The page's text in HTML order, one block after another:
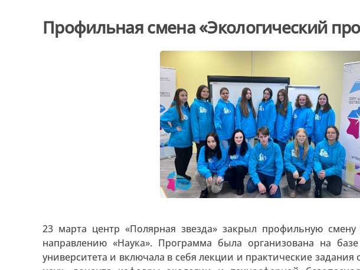
Профильная смена «Экологический
23 марта центр «Полярная звезда» закрыл профильную смену
направлению «Наука». Программа была организована на
университета и включала в себя лекции и практические задания